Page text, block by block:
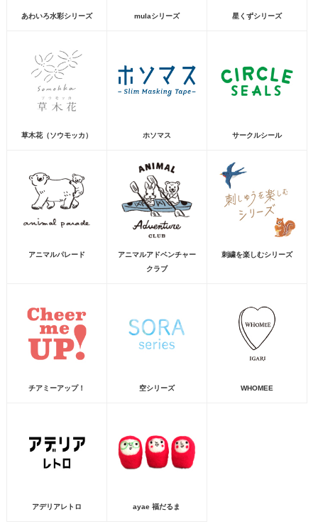
あわいろ水彩シリーズ mulaシリーズ 星くずシリーズ
草木花（ソウモッカ） ホソマス サークルシール
アニマルパレード
アニマルアドベンチャー
クラブ
刺繍を楽しむシリーズ
チアミーアップ！ 空シリーズ WHOMEE
アデリアレトロ ayae 福だるま